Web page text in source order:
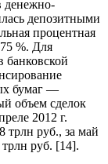
денежно-
депозитными
процентная
%. Для
банковской
бумаг —
объем сделок
2012 г.
трлн руб., за май
руб. [14].